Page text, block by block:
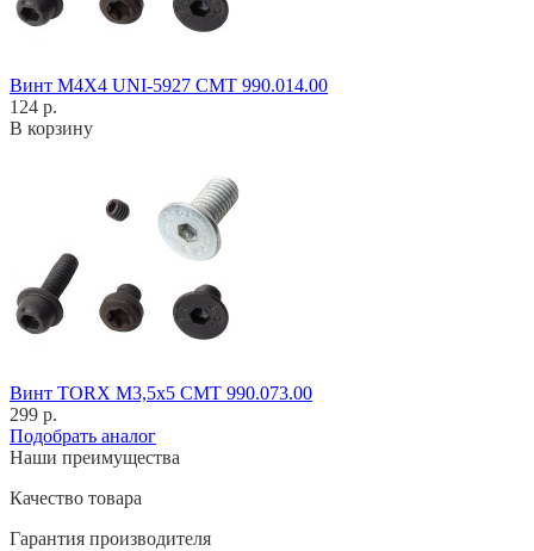
Винт M4X4 UNI-5927 CMT 990.014.00
124 р.
В корзину
Винт TORX M3,5x5 CMT 990.073.00
299 р.
Подобрать аналог
Наши преимущества
Качество товара
Гарантия производителя